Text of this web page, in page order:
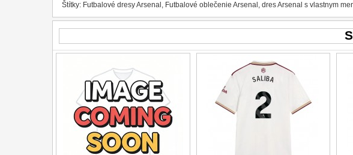
Štítky: Futbalové dresy Arsenal , Futbalové oblečenie Arsenal , dres Arsenal s vlastnym